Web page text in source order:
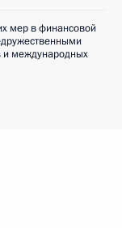
мер в финансовой
и международных